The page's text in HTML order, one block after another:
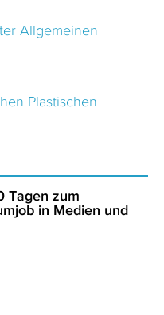
Allgemeinen
Plastischen
Tagen zum
in Medien und